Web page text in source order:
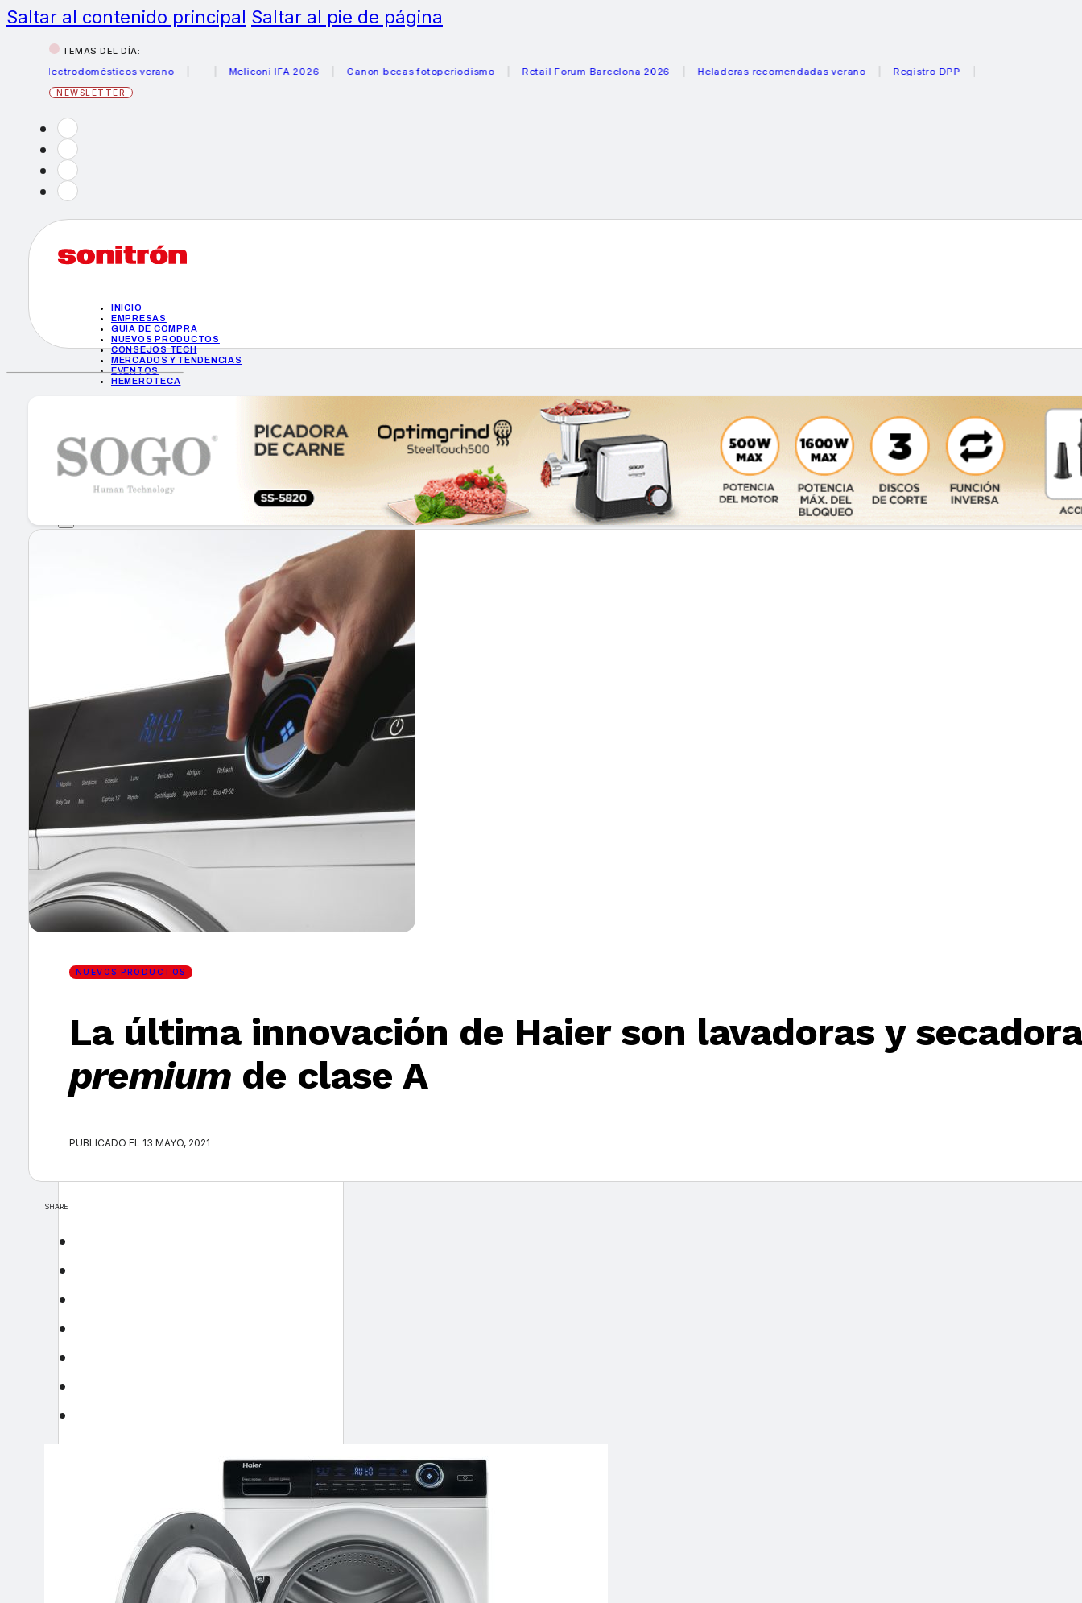
Saltar al contenido principal Saltar al pie de página
TEMAS DEL DÍA:
electrodomésticos verano
Meliconi IFA 2026 Canon becas fotoperiodismo Retail Forum Barcelona 2026 Heladeras recomendadas verano Registro DPP
NEWSLETTER
INICIO
EMPRESAS
GUÍA DE COMPRA
NUEVOS PRODUCTOS
CONSEJOS TECH
MERCADOS Y TENDENCIAS
EVENTOS
HEMEROTECA
GUÍA DE COMPRA
NUEVOS PRODUCTOS
CONSEJOS TECH
MERCADOS Y TENDENCIAS
HEMEROTECA
Encuentra tu noticia
Buscar
×
NUEVOS PRODUCTOS
La última innovación de Haier son lavadoras y
premiumde clase A
PUBLICADO EL 13 MAYO, 2021
SHARE